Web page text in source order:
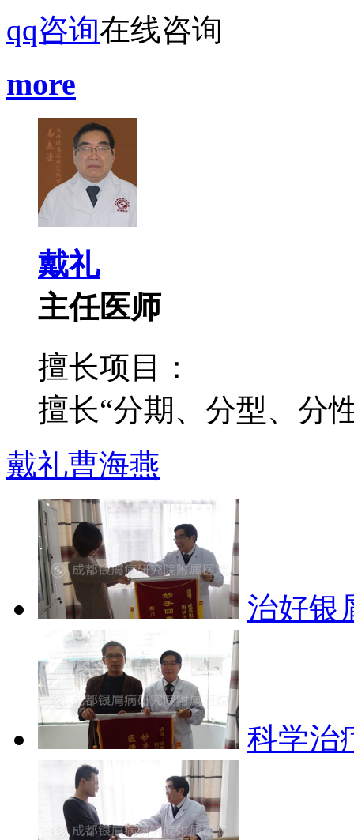
qq咨询在线咨询
more
戴礼
主任医师
擅长项目：
擅长“分期、分型、分
戴礼曹海燕
治好银
科学治